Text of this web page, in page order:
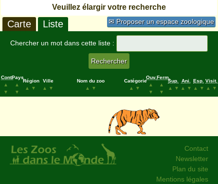
Veuillez élargir votre recherche
✉ Proposer un espace zoologique
Carte Liste
Chercher un mot dans cette liste :
Cont.
▲
▼
Pays
▲
▼
Région
▲
▼
Ville
▲
▼
Nom du zoo
▲
▼
Catégorie
▲
▼
Ouv.
▲
▼
Ferm.
▲
▼
Sup.
▲
▼
Ani.
▲
▼
Esp.
▲
▼
Visit.
▲
▼
Contact
Newsletter
Plan du site
Mentions légales